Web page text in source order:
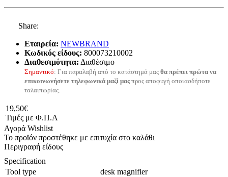
Share:
Εταιρεία: NEWBRAND
Κωδικός είδους: 800073210002
Διαθεσιμότητα: Διαθέσιμο
Σημαντικό: Για παραλαβή από το κατάστημά μας θα πρέπει πρώτα να
επικοινωνήσετε τηλεφωνικά μαζί μαςπρος αποφυγή οποιασδήποτε
ταλαιπωρίας.
19,50€
Τιμές με Φ.Π.Α
Αγορά Wishlist
Το προϊόν προστέθηκε με επιτυχία στο καλάθι
Περιγραφή είδους
Specification
Tool type
desk magnifier